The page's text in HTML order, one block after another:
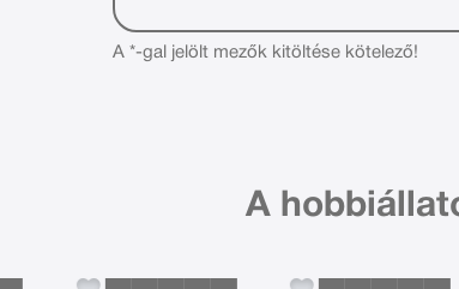
A *-gal jelölt mezők kitöltése kötelező!
A